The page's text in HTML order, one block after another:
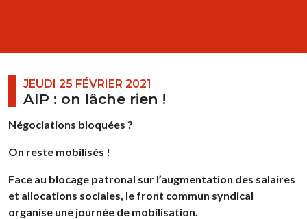
JEUDI 25 FÉVRIER 2021
AIP : on lâche rien !
Négociations bloquées ?
On reste mobilisés !
Face au blocage patronal sur l’augmentation des salaires
et allocations sociales, le front commun syndical
organise une journée de mobilisation.